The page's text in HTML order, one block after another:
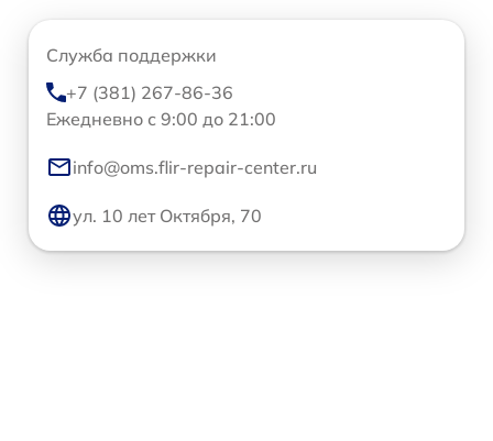
Служба поддержки
+7 (381) 267-86-36
Ежедневно с 9:00 до 21:00
info@oms.flir-repair-center.ru
ул. 10 лет Октября, 70